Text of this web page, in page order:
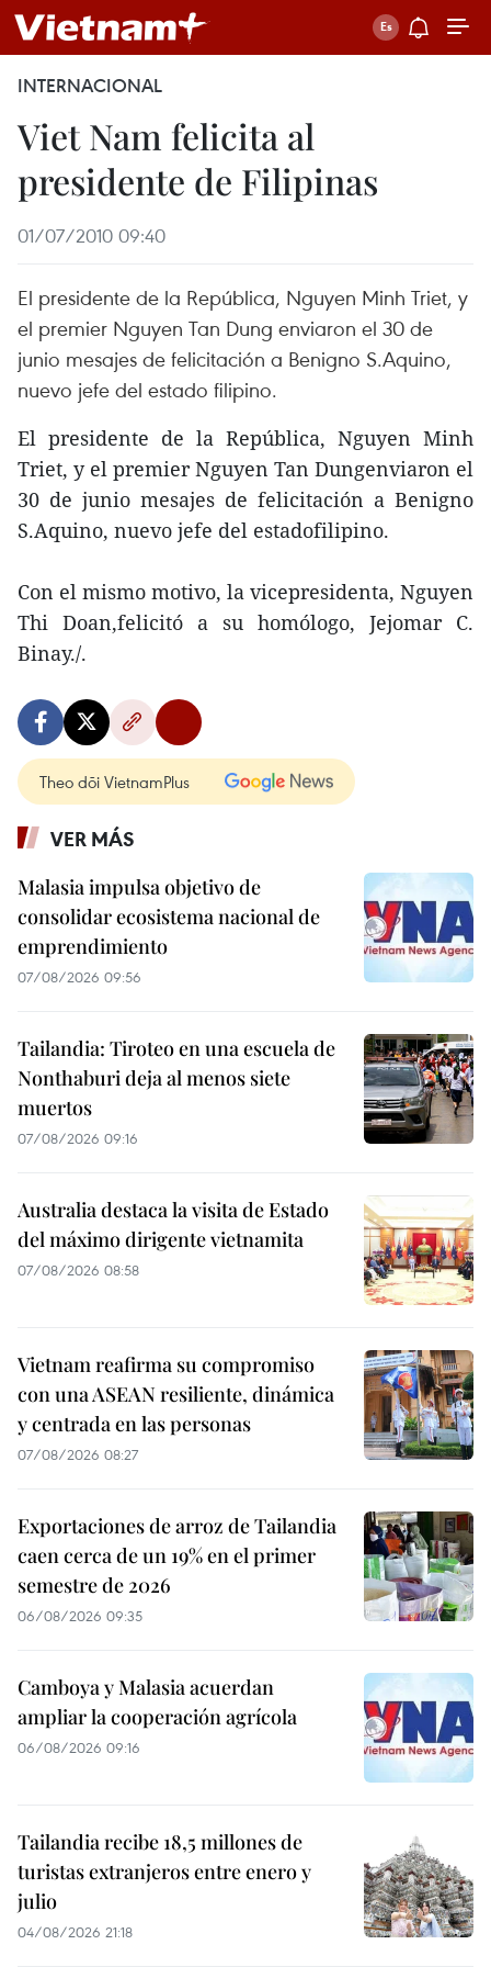
INTERNACIONAL
Viet Nam felicita al
presidente de Filipinas
01/07/2010 09:40
El presidente de la República, Nguyen Minh Triet, y
el premier Nguyen Tan Dung enviaron el 30 de
junio mesajes de felicitación a Benigno S.Aquino,
nuevo jefe del estado filipino.
El presidente de la República, Nguyen Minh
Triet, y el premier Nguyen Tan Dungenviaron el
30 de junio mesajes de felicitación a Benigno
S.Aquino, nuevo jefe del estadofilipino.
Con el mismo motivo, la vicepresidenta, Nguyen
Thi Doan,felicitó a su homólogo, Jejomar C.
Binay./.
Theo dõi VietnamPlus
VER MÁS
Malasia impulsa objetivo de
consolidar ecosistema nacional de
emprendimiento
07/08/2026 09:56
Tailandia: Tiroteo en una escuela de
Nonthaburi deja al menos siete
muertos
07/08/2026 09:16
Australia destaca la visita de Estado
del máximo dirigente vietnamita
07/08/2026 08:58
Vietnam reafirma su compromiso
con una ASEAN resiliente, dinámica
y centrada en las personas
07/08/2026 08:27
Exportaciones de arroz de Tailandia
caen cerca de un 19% en el primer
semestre de 2026
06/08/2026 09:35
Camboya y Malasia acuerdan
ampliar la cooperación agrícola
06/08/2026 09:16
Tailandia recibe 18,5 millones de
turistas extranjeros entre enero y
julio
04/08/2026 21:18